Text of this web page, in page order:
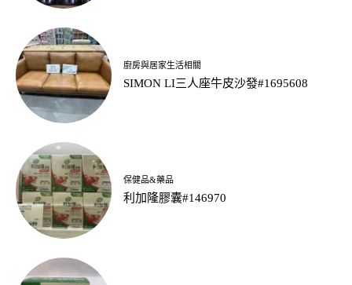
廚房與居家生活相關
SIMON LI三人座牛皮沙發#1695608
保健品&藥品
利加隆膠囊#146970